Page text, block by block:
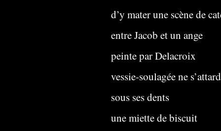
d’y mater une scène de
entre Jacob et un ange
peinte par Delacroix
vessie-soulagée ne
sous ses dents
une miette de biscuit